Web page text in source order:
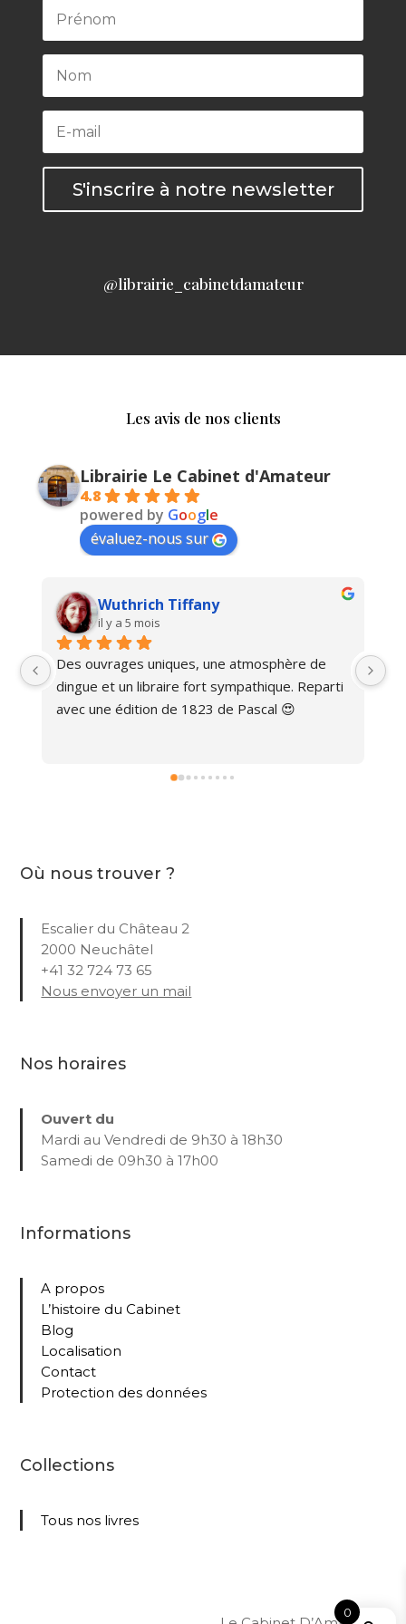
S'inscrire à notre newsletter
@librairie_cabinetdamateur
Les avis de nos clients
Librairie Le Cabinet d'Amateur
4.8
powered by Google
évaluez-nous sur
Wuthrich Tiffany
il y a 5 mois
Des ouvrages uniques, une atmosphère de
dingue et un libraire fort sympathique. Reparti
avec une édition de 1823 de Pascal 😍
Où nous trouver ?
Escalier du Château 2
2000 Neuchâtel
+41 32 724 73 65
Nous envoyer un mail
Nos horaires
Ouvert du
Mardi au Vendredi de 9h30 à 18h30
Samedi de 09h30 à 17h00
Informations
A propos
L’histoire du Cabinet
Blog
Localisation
Contact
Protection des données
Collections
Tous nos livres
0